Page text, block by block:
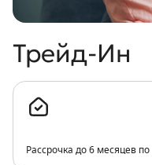
Трейд-Ин
Рассрочка до 6 месяцев